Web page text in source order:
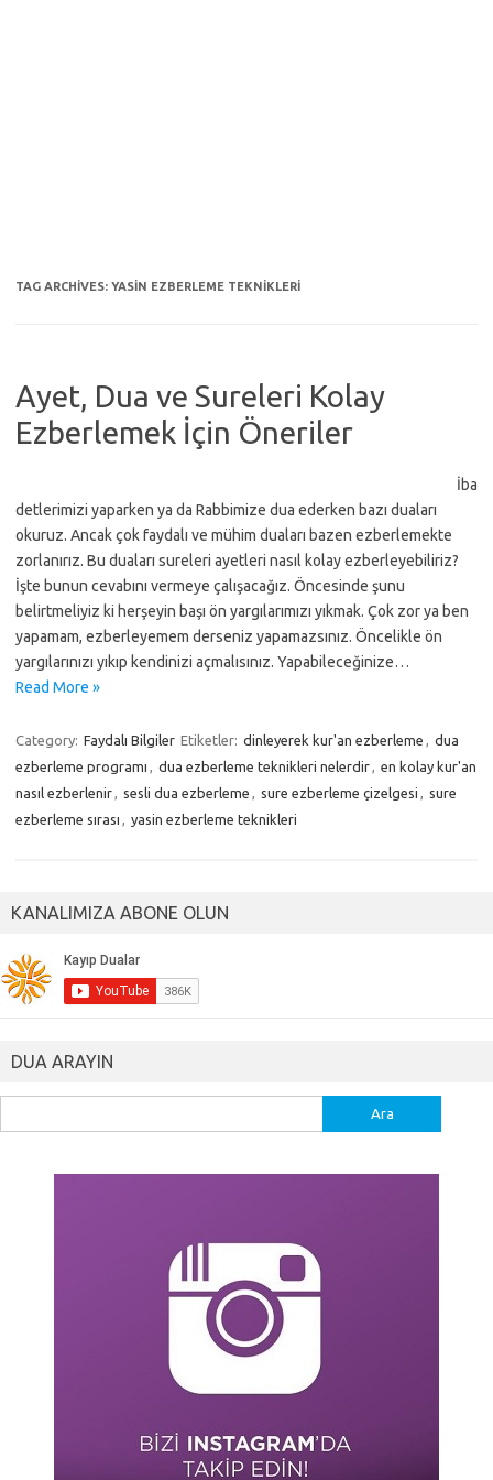
TAG ARCHIVES: YASIN EZBERLEME TEKNIKLERI
Ayet, Dua ve Sureleri Kolay
Ezberlemek İçin Öneriler
İba
detlerimizi yaparken ya da Rabbimize dua ederken bazı duaları
okuruz. Ancak çok faydalı ve mühim duaları bazen ezberlemekte
zorlanırız. Bu duaları sureleri ayetleri nasıl kolay ezberleyebiliriz?
İşte bunun cevabını vermeye çalışacağız. Öncesinde şunu
belirtmeliyiz ki herşeyin başı ön yargılarımızı yıkmak. Çok zor ya ben
yapamam, ezberleyemem derseniz yapamazsınız. Öncelikle ön
yargılarınızı yıkıp kendinizi açmalısınız. Yapabileceğinize…
Read More »
Category: Faydalı Bilgiler Etiketler: dinleyerek kur'an ezberleme , dua
ezberleme programı , dua ezberleme teknikleri nelerdir, en kolay kur'an
nasıl ezberlenir, sesli dua ezberleme , sure ezberleme çizelgesi , sure
ezberleme sırası , yasin ezberleme teknikleri
KANALIMIZA ABONE OLUN
DUA ARAYIN